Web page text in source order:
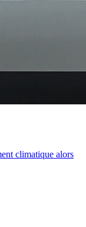
climatique alors